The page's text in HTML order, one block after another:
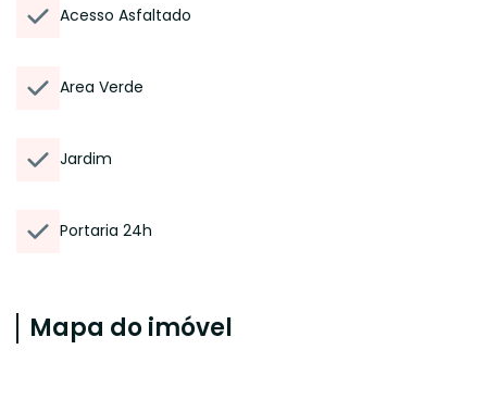
Acesso Asfaltado
Area Verde
Jardim
Portaria 24h
Mapa do imóvel